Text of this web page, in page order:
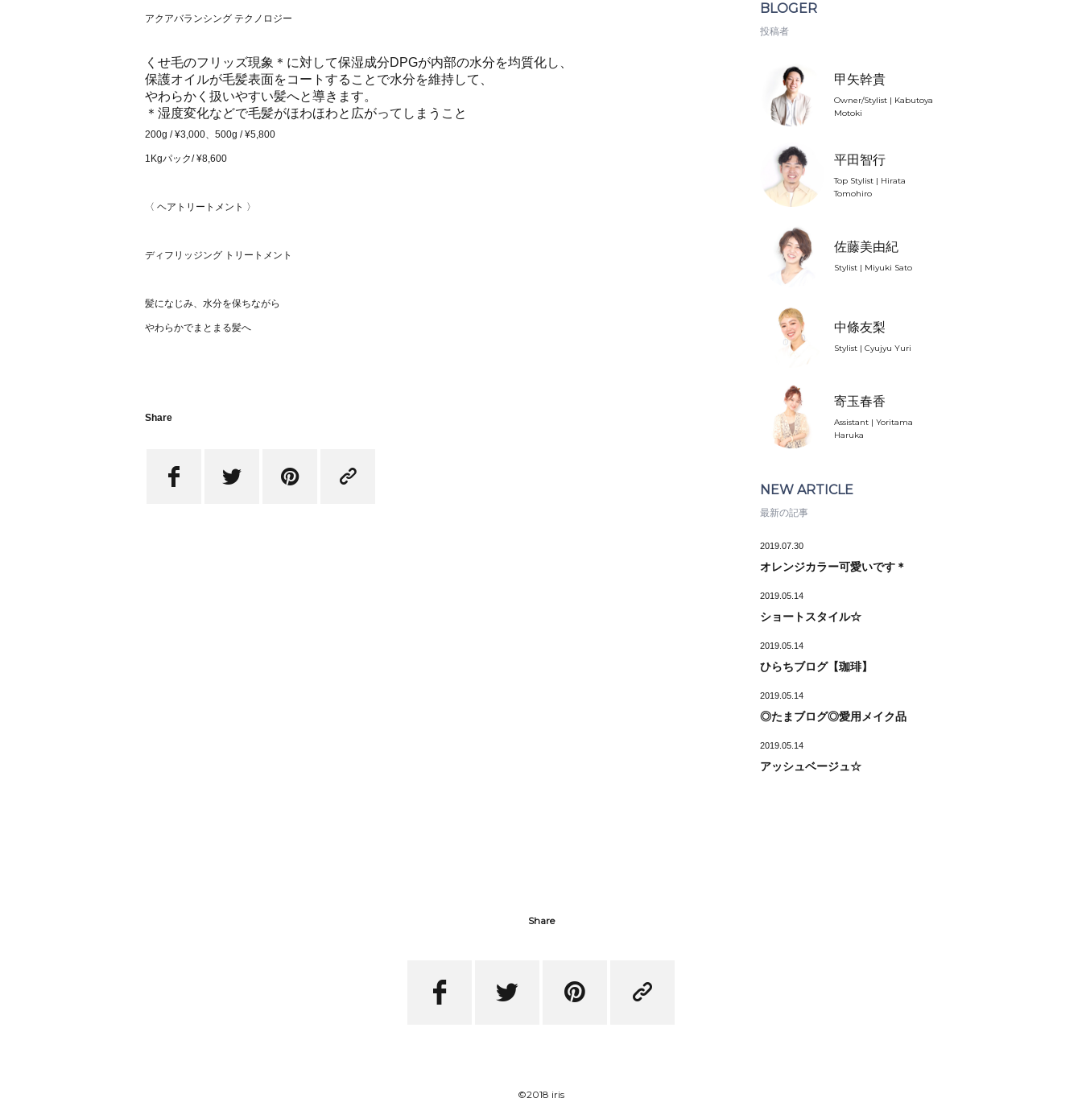
BLOGER
投稿者
甲矢幹貴
Owner/Stylist | Kabutoya
Motoki
平田智行
Top Stylist | Hirata
Tomohiro
佐藤美由紀
Stylist | Miyuki Sato
中條友梨
Stylist | Cyujyu Yuri
寄玉春香
Assistant | Yoritama
Haruka
NEW ARTICLE
最新の記事
2019.07.30
オレンジカラー可愛いです＊
2019.05.14
ショートスタイル☆
2019.05.14
ひらちブログ【珈琲】
2019.05.14
◎たまブログ◎愛用メイク品
2019.05.14
アッシュベージュ☆
アクアバランシング テクノロジー
くせ毛のフリッズ現象 ＊ に対して保湿成分DPGが内部の水分を均質化し、
保護オイルが毛髪表面をコートすることで水分を維持して、
やわらかく扱いやすい髪へと導きます。
＊湿度変化などで毛髪がほわほわと広がってしまうこと
200g / ¥3,000、500g / ¥5,800
1Kgパック/ ¥8,600
〈 ヘアトリートメント 〉
ディフリッジング トリートメント
髪になじみ、水分を保ちながら
やわらかでまとまる髪へ
Share
   
Share
   
©2018 iris